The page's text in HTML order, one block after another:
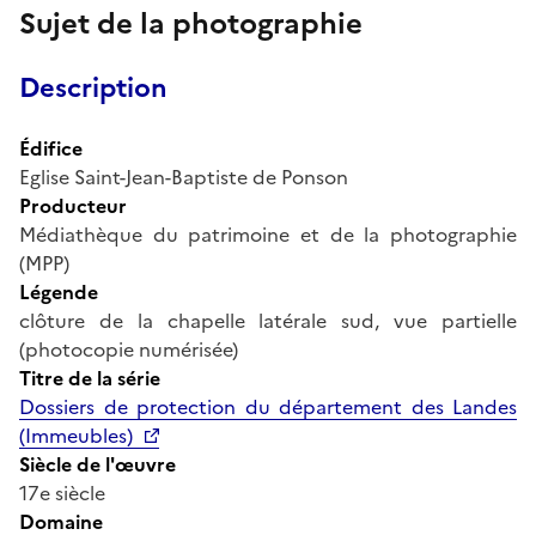
Sujet de la photographie
Description
Édifice
Eglise Saint-Jean-Baptiste de Ponson
Producteur
Médiathèque du patrimoine et de la photographie
(MPP)
Légende
clôture de la chapelle latérale sud, vue partielle
(photocopie numérisée)
Titre de la série
Dossiers de protection du département des Landes
(Immeubles)
Siècle de l'œuvre
17e siècle
Domaine